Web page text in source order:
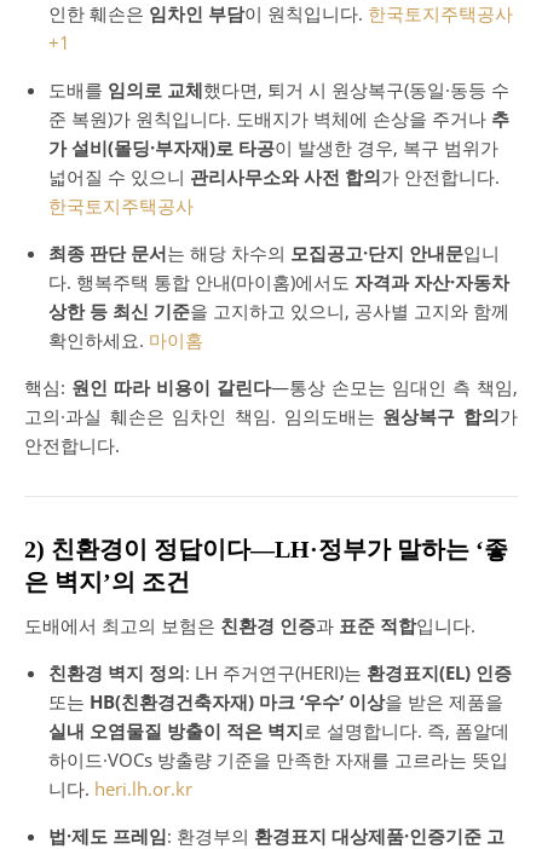
인한 훼손은 임차인 부담이 원칙입니다. 한국토지주택공사
+1
도배를 임의로 교체했다면, 퇴거 시 원상복구(동일·동등 수
준 복원)가 원칙입니다. 도배지가 벽체에 손상을 주거나 추
가 설비(몰딩·부자재)로 타공이 발생한 경우, 복구 범위가
넓어질 수 있으니 관리사무소와 사전 합의가 안전합니다.
한국토지주택공사
최종 판단 문서는 해당 차수의 모집공고·단지 안내문입니
다. 행복주택 통합 안내(마이홈)에서도 자격과 자산·자동차
상한 등 최신 기준을 고지하고 있으니, 공사별 고지와 함께
확인하세요. 마이홈
핵심: 원인 따라 비용이 갈린다—통상 손모는 임대인 측 책임,
고의·과실 훼손은 임차인 책임. 임의도배는 원상복구 합의가
안전합니다.
2) 친환경이 정답이다—LH·정부가 말하는 ‘좋
은 벽지’의 조건
도배에서 최고의 보험은 친환경 인증과 표준 적합입니다.
친환경 벽지 정의: LH 주거연구(HERI)는 환경표지(EL) 인증
또는 HB(친환경건축자재) 마크 ‘우수’ 이상을 받은 제품을
실내 오염물질 방출이 적은 벽지로 설명합니다. 즉, 폼알데
하이드·VOCs 방출량 기준을 만족한 자재를 고르라는 뜻입
니다. heri.lh.or.kr
법·제도 프레임: 환경부의 환경표지 대상제품·인증기준 고